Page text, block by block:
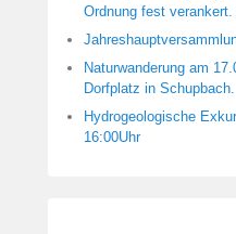
Ordnung fest verankert.
Naturwanderung am
Dorfplatz in Schupbach.
Hydrogeologische
16:00Uhr